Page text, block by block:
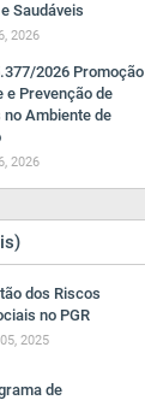
Saudáveis
2026
2026 Promoção
e Prevenção de
no Ambiente de
2026
dos Riscos
no PGR
2025
de